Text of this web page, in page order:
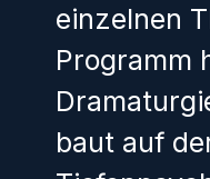
einzelnen
Programm
baut auf